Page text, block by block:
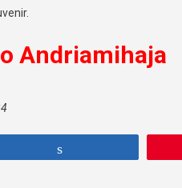
Andriamihaja